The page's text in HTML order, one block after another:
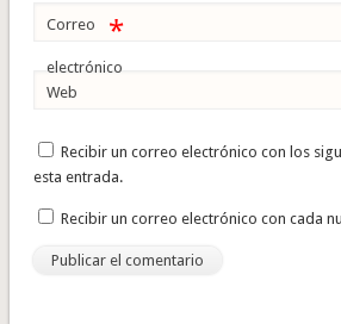
Correo
electrónico
*
Web
Recibir un correo electrónico con los
esta entrada.
Recibir un correo electrónico con cada